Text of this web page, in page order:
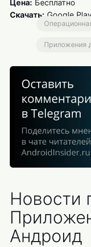
Цена: Бесплатно
Скачать: Google
Приложения
Новости
Андроид